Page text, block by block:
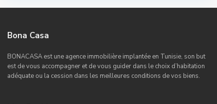
Bona Casa
BONACASA est une agence immobilière implantée en Tunisie, son but
est de vous accompagner et de vous guider dans le choix d’habitation
adéquate ou la cession dans les meilleures conditions de vos biens.